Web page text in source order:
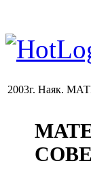
2003г. Наяк.